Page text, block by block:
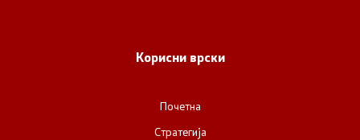
Корисни врски
Почетна
Стратегија